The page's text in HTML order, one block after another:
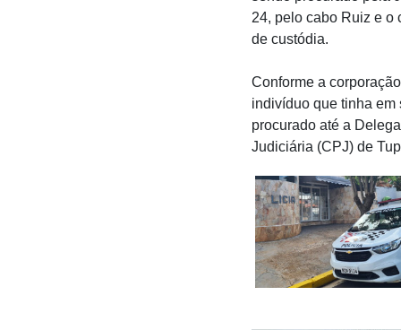
24, pelo cabo Ruiz e o
de custódia.
Conforme a
indivíduo que tinha em
procurado até a
Judiciária (CPJ) de